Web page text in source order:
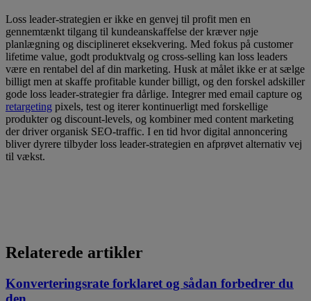
Loss leader-strategien er ikke en genvej til profit men en
gennemtænkt tilgang til kundeanskaffelse der kræver nøje
planlægning og disciplineret eksekvering. Med fokus på customer
lifetime value, godt produktvalg og cross-selling kan loss leaders
være en rentabel del af din marketing. Husk at målet ikke er at sælge
billigt men at skaffe profitable kunder billigt, og den forskel adskiller
gode loss leader-strategier fra dårlige. Integrer med email capture og
retargeting pixels, test og iterer kontinuerligt med forskellige
produkter og discount-levels, og kombiner med content marketing
der driver organisk SEO-traffic. I en tid hvor digital annoncering
bliver dyrere tilbyder loss leader-strategien en afprøvet alternativ vej
til vækst.
Relaterede artikler
Konverteringsrate forklaret og sådan forbedrer du